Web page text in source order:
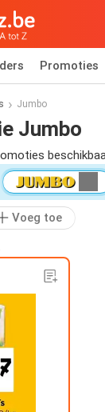
Promoties
Jumbo
Jumbo
Voeg toe